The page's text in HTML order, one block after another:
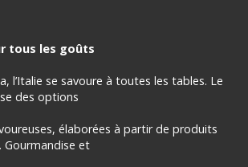
tous les goûts
l’Italie se savoure à toutes les tables. Le
des options
élaborées à partir de produits
Gourmandise et